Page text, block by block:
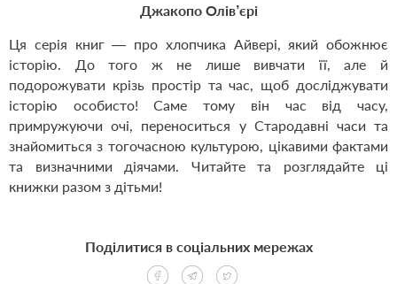
Джакопо Олів’єрі
Ця серія книг — про хлопчика Айвері, який обожнює
історію. До того ж не лише вивчати її, але й
подорожувати крізь простір та час, щоб досліджувати
історію особисто! Саме тому він час від часу,
примружуючи очі, переноситься у Стародавні часи та
знайомиться з тогочасною культурою, цікавими фактами
та визначними діячами. Читайте та розглядайте ці
книжки разом з дітьми!
Поділитися в соціальних мережах